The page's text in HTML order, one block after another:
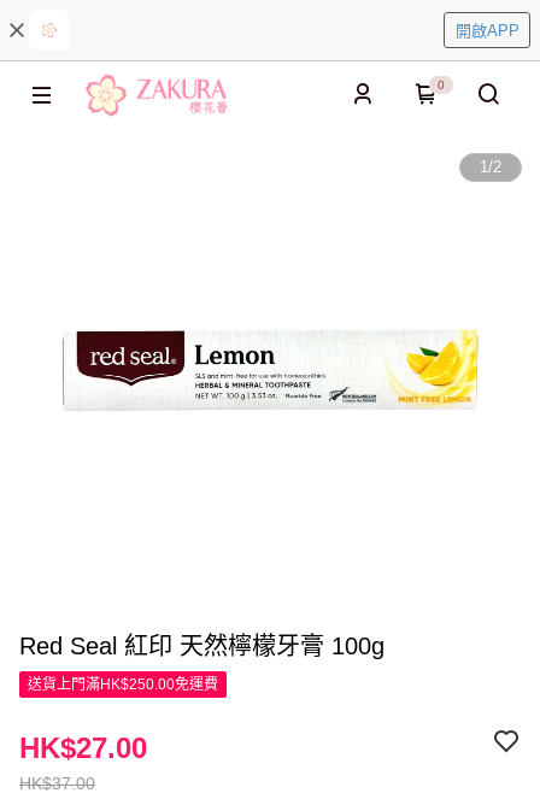
開啟APP
0
1/2
Red Seal 紅印 天然檸檬牙膏 100g
送貨上門滿HK$250.00免運費
HK$37.00
HK$27.00